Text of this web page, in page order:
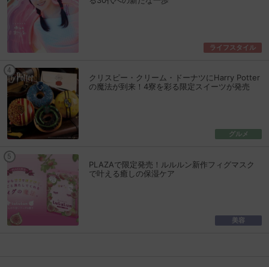
ライフスタイル
クリスピー・クリーム・ドーナツにHarry Potter
の魔法が到来！4寮を彩る限定スイーツが発売
グルメ
PLAZAで限定発売！ルルルン新作フィグマスク
で叶える癒しの保湿ケア
美容